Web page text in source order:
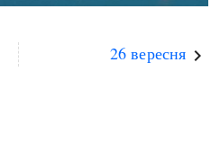
26 вересня keyboard_arrow_right